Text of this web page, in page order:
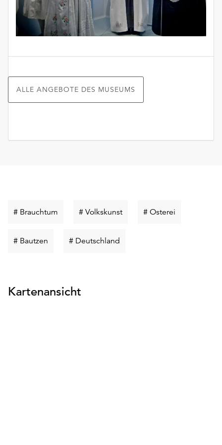
ALLE ANGEBOTE DES MUSEUMS
# Brauchtum Schlüsselwort
# VolkskunstSchlüsselwort
# Osterei
# Bautzen Schlüsselwort
# Deutschland
Kartenansicht